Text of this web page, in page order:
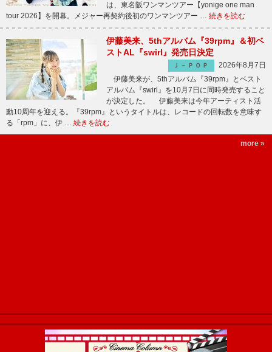
は、東名阪ワンマンツアー【yonige one man
tour 2026】を開幕。メジャー再契約後初のワンマンツアー … 続きを読む
伊藤美来、5thアルバム『39rpm』＆初ベ
ストAL『swirl』発売日決定
Ｊ－ＰＯＰ
2026年8月7日
伊藤美来が、5thアルバム『39rpm』とベスト
アルバム『swirl』を10月7日に同時発売すること
が決定した。 伊藤美来は今年アーティスト活
動10周年を迎える。『39rpm』というタイトルは、レコードの回転数を意味す
る「rpm」に、伊 … 続きを読む
more »